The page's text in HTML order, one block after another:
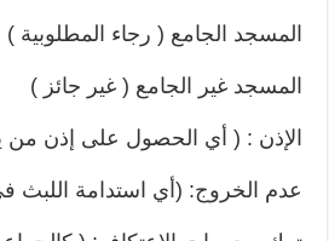
المسجد الجامع ( رجاء المطلوبية )
المسجد غير الجامع ( غير جائز )
الإذن : ( أي الحصول على إذن من
عدم الخروج: (أي استدامة اللبث